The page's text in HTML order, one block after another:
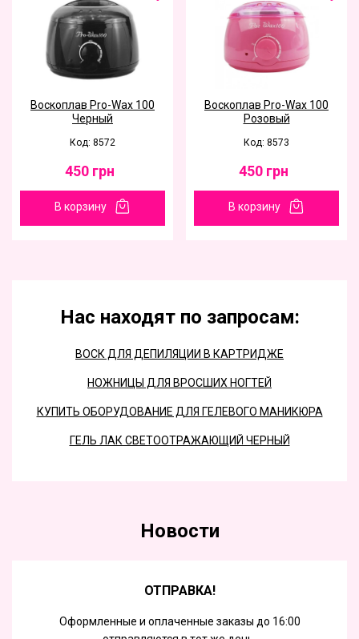
Воскоплав Pro-Wax 100
Черный
Код: 8572
450 грн
В корзину
Воскоплав Pro-Wax 100
Розовый
Код: 8573
450 грн
В корзину
Нас находят по запросам:
ВОСК ДЛЯ ДЕПИЛЯЦИИ В КАРТРИДЖЕ
НОЖНИЦЫ ДЛЯ ВРОСШИХ НОГТЕЙ
КУПИТЬ ОБОРУДОВАНИЕ ДЛЯ ГЕЛЕВОГО МАНИКЮРА
ГЕЛЬ ЛАК СВЕТООТРАЖАЮЩИЙ ЧЕРНЫЙ
Новости
ОТПРАВКА!
Оформленные и оплаченные заказы до 16:00